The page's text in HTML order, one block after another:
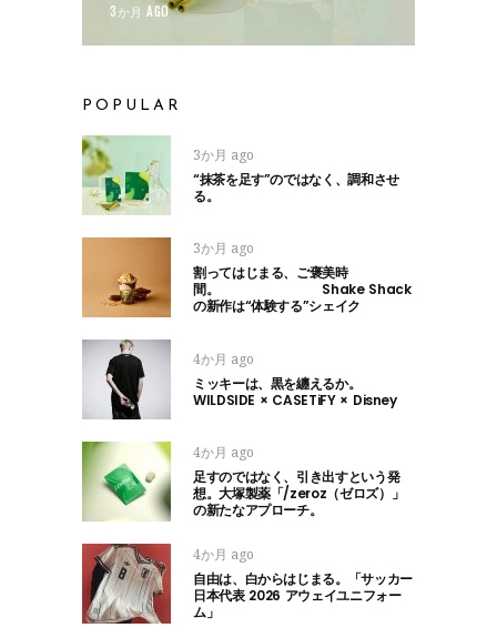
3か月 AGO
POPULAR
3か月 ago
“抹茶を足す”のではなく、調和させ
る。
3か月 ago
割ってはじまる、ご褒美時
間。 Shake Shack
の新作は“体験する”シェイク
4か月 ago
ミッキーは、黒を纏えるか。
WILDSIDE × CASETiFY × Disney
4か月 ago
足すのではなく、引き出すという発
想。大塚製薬「/zeroz（ゼロズ）」
の新たなアプローチ。
4か月 ago
自由は、白からはじまる。「サッカー
日本代表 2026 アウェイユニフォー
ム」